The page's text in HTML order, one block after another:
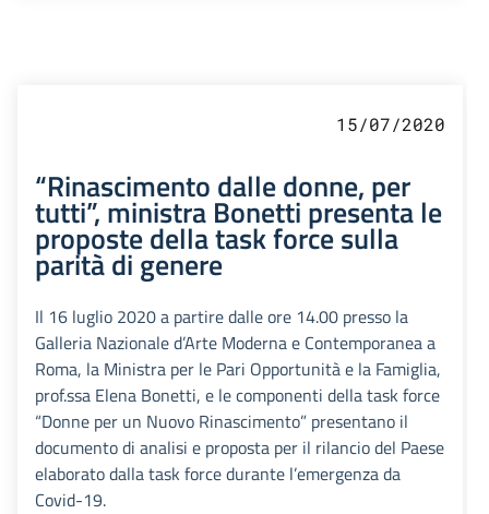
15/07/2020
“Rinascimento dalle donne, per
tutti”, ministra Bonetti presenta le
proposte della task force sulla
parità di genere
Il 16 luglio 2020 a partire dalle ore 14.00 presso la
Galleria Nazionale d’Arte Moderna e Contemporanea a
Roma, la Ministra per le Pari Opportunità e la Famiglia,
prof.ssa Elena Bonetti, e le componenti della task force
“Donne per un Nuovo Rinascimento” presentano il
documento di analisi e proposta per il rilancio del Paese
elaborato dalla task force durante l’emergenza da
Covid-19.